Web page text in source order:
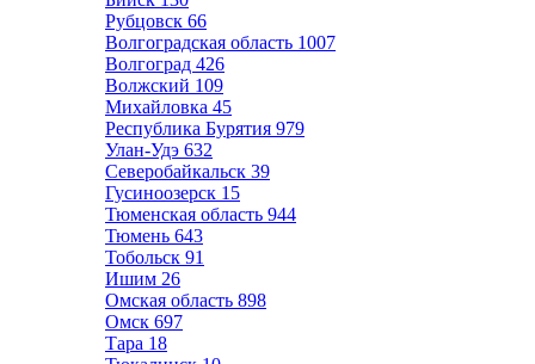
Рубцовск 66
Волгоградская область 1007
Волгоград 426
Волжский 109
Михайловка 45
Республика Бурятия 979
Улан-Удэ 632
Северобайкальск 39
Гусиноозерск 15
Тюменская область 944
Тюмень 643
Тобольск 91
Ишим 26
Омская область 898
Омск 697
Тара 18